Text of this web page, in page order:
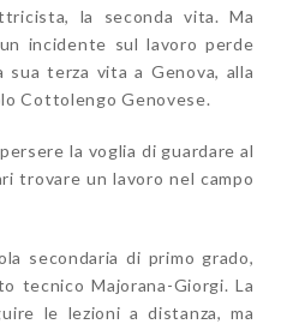
la seconda vita. Ma
incidente sul lavoro perde
sua terza vita a Genova, alla
Cottolengo Genovese.
la voglia di guardare al
trovare un lavoro nel campo
secondaria di primo grado,
tecnico Majorana-Giorgi. La
le lezioni a distanza, ma